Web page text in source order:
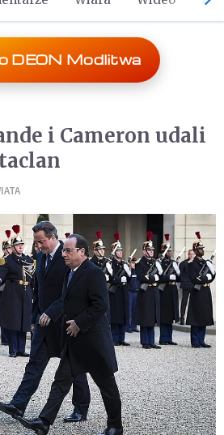
DEON Modlitwa
i Cameron udali